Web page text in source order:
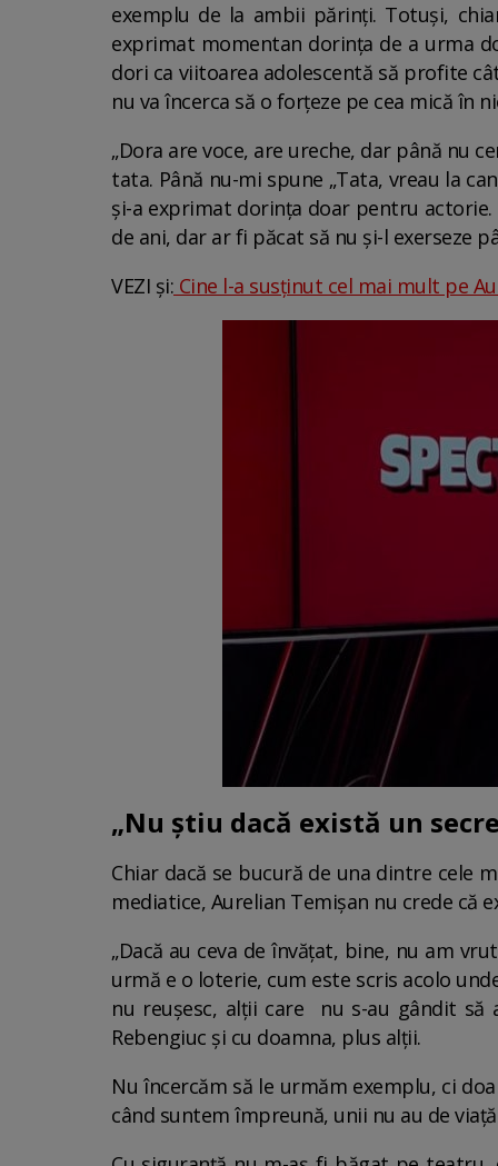
exemplu de la ambii părinți. Totuși,
exprimat momentan dorința de a urma
dori ca viitoarea adolescentă să profite
nu va încerca să o forțeze pe cea mică în
„Dora are voce, are ureche, dar până nu
tata. Până nu-mi spune „Tata, vreau la
și-a exprimat dorința doar pentru actorie.
de ani, dar ar fi păcat să nu și-l exerseze
VEZI și: Cine l-a susținut cel mai mult pe
„Nu știu dacă există un
Chiar dacă se bucură de una dintre cele
mediatice, Aurelian Temișan nu crede
„Dacă au ceva de învățat, bine, nu am
urmă e o loterie, cum este scris acolo
nu reușesc, alții care nu s-au gândit să
Rebengiuc și cu doamna, plus alții.
Nu încercăm să le urmăm exemplu, ci
când suntem împreună, unii nu au de